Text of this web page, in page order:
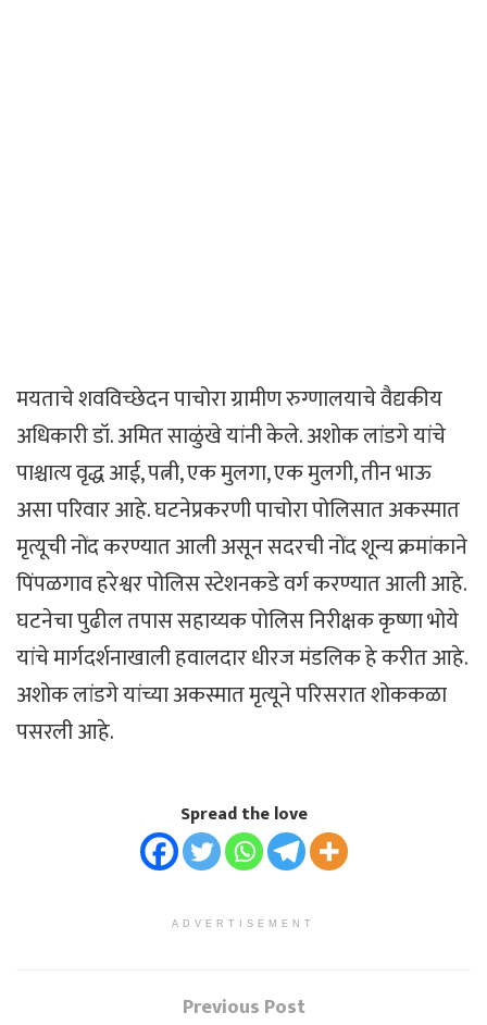
मयताचे शवविच्छेदन पाचोरा ग्रामीण रुग्णालयाचे वैद्यकीय
अधिकारी डॉ. अमित साळुंखे यांनी केले. अशोक लांडगे यांचे
पाश्चात्य वृद्ध आई, पत्नी, एक मुलगा, एक मुलगी, तीन भाऊ
असा परिवार आहे. घटनेप्रकरणी पाचोरा पोलिसात अकस्मात
मृत्यूची नोंद करण्यात आली असून सदरची नोंद शून्य क्रमांकाने
पिंपळगाव हरेश्वर पोलिस स्टेशनकडे वर्ग करण्यात आली आहे.
घटनेचा पुढील तपास सहाय्यक पोलिस निरीक्षक कृष्णा भोये
यांचे मार्गदर्शनाखाली हवालदार धीरज मंडलिक हे करीत आहे.
अशोक लांडगे यांच्या अकस्मात मृत्यूने परिसरात शोककळा
पसरली आहे.
Spread the love
ADVERTISEMENT
Previous Post